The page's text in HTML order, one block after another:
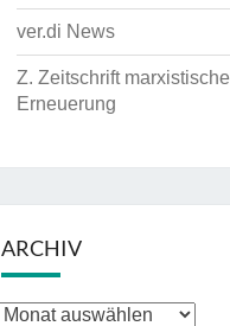
ver.di News
Z. Zeitschrift marxistische
Erneuerung
ARCHIV
Archiv